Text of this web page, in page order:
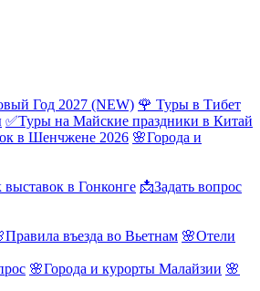
Год 2027 (NEW) 🌹 Туры в Тибет
✅Туры на Майские праздники в Китай
в Шенчжене 2026 🌸Города и
выставок в Гонконге 📩Задать вопрос
въезда во Вьетнам 🌸Отели
🌸Города и курорты Малайзии 🌸